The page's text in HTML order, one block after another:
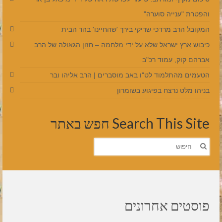
והפטרת "ענייה סוערה"
המקובל הרב מרדכי שריקי בירך 'שהחיינו' בהר הבית
כיבוש ארץ ישראל שלא על ידי מלחמה – חזון הגאולה של הרב
אברהם קוק, עמוד רכ"ב
הטעמים מהתלמוד לט"ו באב מוסברים | הרב אליהו ובר
בניהו מלט נרצח בפיגוע בשומרון
Search This Site חפש באתר
חפש
פוסטים אחרונים